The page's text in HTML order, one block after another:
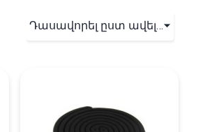
Դասավորել ըստ ավելացման